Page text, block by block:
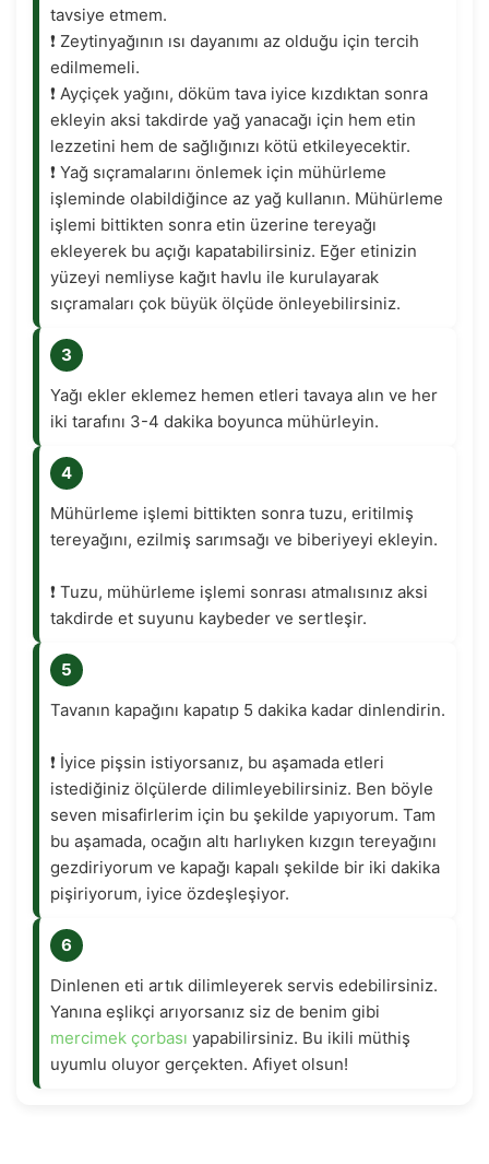
tavsiye etmem.
❗️ Zeytinyağının ısı dayanımı az olduğu için tercih
edilmemeli.
❗️ Ayçiçek yağını, döküm tava iyice kızdıktan sonra
ekleyin aksi takdirde yağ yanacağı için hem etin
lezzetini hem de sağlığınızı kötü etkileyecektir.
❗️ Yağ sıçramalarını önlemek için mühürleme
işleminde olabildiğince az yağ kullanın. Mühürleme
işlemi bittikten sonra etin üzerine tereyağı
ekleyerek bu açığı kapatabilirsiniz. Eğer etinizin
yüzeyi nemliyse kağıt havlu ile kurulayarak
sıçramaları çok büyük ölçüde önleyebilirsiniz.
3
Yağı ekler eklemez hemen etleri tavaya alın ve her
iki tarafını 3-4 dakika boyunca mühürleyin.
4
Mühürleme işlemi bittikten sonra tuzu, eritilmiş
tereyağını, ezilmiş sarımsağı ve biberiyeyi ekleyin.
❗️ Tuzu, mühürleme işlemi sonrası atmalısınız aksi
takdirde et suyunu kaybeder ve sertleşir.
5
Tavanın kapağını kapatıp 5 dakika kadar dinlendirin.
❗️ İyice pişsin istiyorsanız, bu aşamada etleri
istediğiniz ölçülerde dilimleyebilirsiniz. Ben böyle
seven misafirlerim için bu şekilde yapıyorum. Tam
bu aşamada, ocağın altı harlıyken kızgın tereyağını
gezdiriyorum ve kapağı kapalı şekilde bir iki dakika
pişiriyorum, iyice özdeşleşiyor.
6
Dinlenen eti artık dilimleyerek servis edebilirsiniz.
Yanına eşlikçi arıyorsanız siz de benim gibi
mercimek çorbası yapabilirsiniz. Bu ikili müthiş
uyumlu oluyor gerçekten. Afiyet olsun!